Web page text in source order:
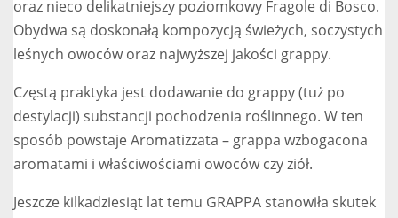
oraz nieco delikatniejszy poziomkowy Fragole di Bosco.
Obydwa są doskonałą kompozycją świeżych, soczystych
leśnych owoców oraz najwyższej jakości grappy.
Częstą praktyka jest dodawanie do grappy (tuż po
destylacji) substancji pochodzenia roślinnego. W ten
sposób powstaje Aromatizzata – grappa wzbogacona
aromatami i właściwościami owoców czy ziół.
Jeszcze kilkadziesiąt lat temu GRAPPA stanowiła skutek